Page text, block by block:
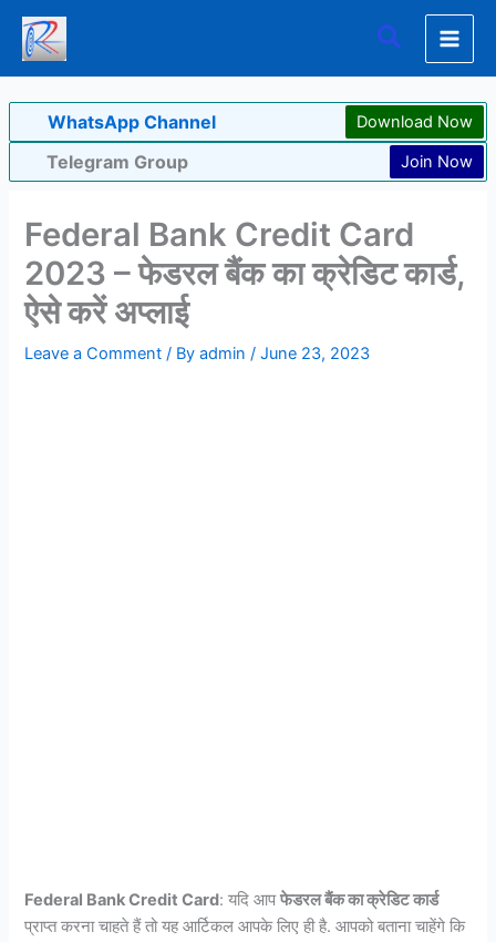
Skip
content
Search
WhatsApp Channel Download Now
Telegram Group Join Now
Federal Bank Credit Card
2023 – फेडरल बैंक का क्रेडिट कार्ड,
ऐसे करें अप्लाई
Leave a Comment / Byadmin/June 23, 2023
Federal Bank Credit Card: यदि आपफेडरल बैंक का क्रेडिट कार्ड
प्राप्त करना चाहते हैं तो यह आर्टिकल आपके लिए ही है. आपको बताना चाहेंगे कि